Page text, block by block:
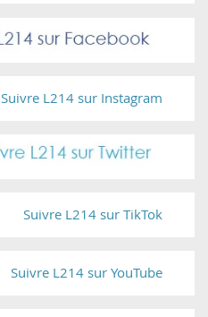
Suivre L214 sur Instagram
Suivre L214 sur TikTok
Suivre L214 sur YouTube